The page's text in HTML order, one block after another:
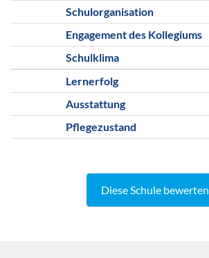
Schulorganisation
Engagement des Kollegiums
Schulklima
Lernerfolg
Ausstattung
Pflegezustand
Diese Schule bewerten